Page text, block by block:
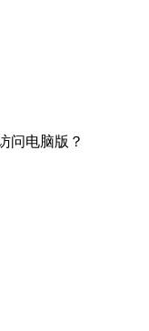
问电脑版？